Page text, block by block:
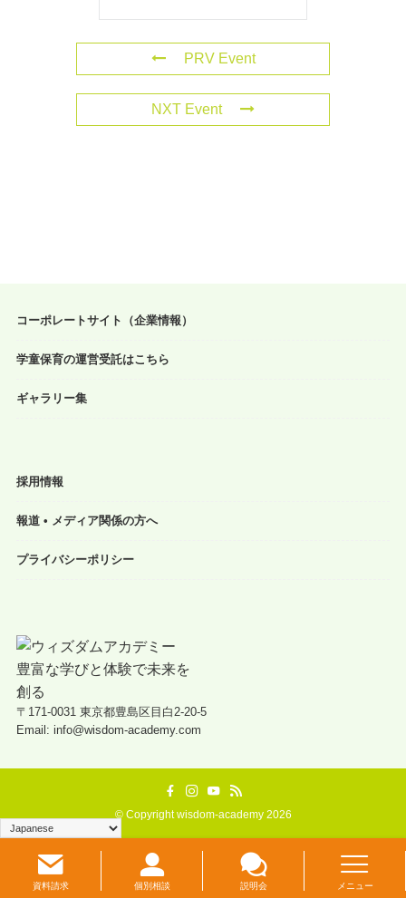
PRV Event
NXT Event
コーポレートサイト（企業情報）
学童保育の運営受託はこちら
ギャラリー集
採用情報
報道 • メディア関係の方へ
プライバシーポリシー
〒171-0031 東京都豊島区目白2-20-5
Email: info@wisdom-academy.com
©Copyright wisdom-academy 2026
メニュー
資料請求 個別相談 説明会